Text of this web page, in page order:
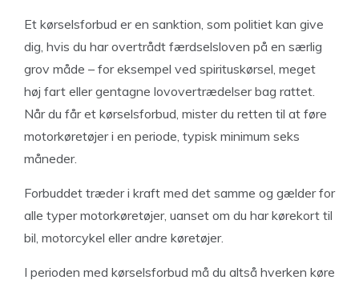
Et kørselsforbud er en sanktion, som politiet kan give
dig, hvis du har overtrådt færdselsloven på en særlig
grov måde – for eksempel ved spirituskørsel, meget
høj fart eller gentagne lovovertrædelser bag rattet.
Når du får et kørselsforbud, mister du retten til at føre
motorkøretøjer i en periode, typisk minimum seks
måneder.
Forbuddet træder i kraft med det samme og gælder for
alle typer motorkøretøjer, uanset om du har kørekort til
bil, motorcykel eller andre køretøjer.
I perioden med kørselsforbud må du altså hverken køre